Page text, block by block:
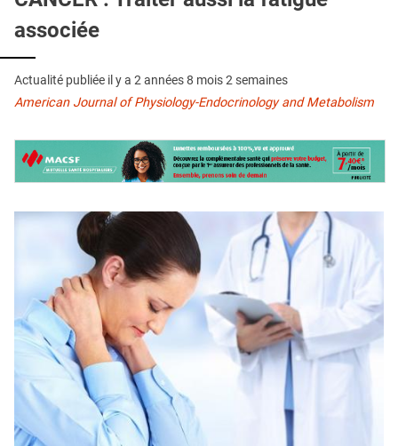
QUI SOMMES-NOUS ?
CONDITIONS GÉNÉRALES
CRÉDITS
associée
Actualité publiée il y a 2 années 8 mois 2 semaines
American Journal of Physiology-Endocrinology and Metabolism